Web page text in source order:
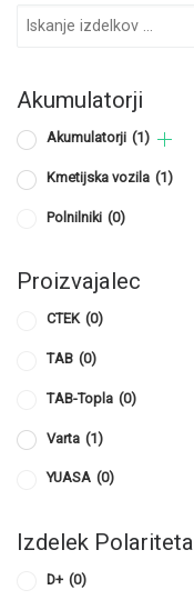
Akumulatorji
Akumulatorji (1)
Kmetijska vozila (1)
Polnilniki (0)
Proizvajalec
CTEK (0)
TAB (0)
TAB-Topla (0)
Varta (1)
YUASA (0)
Izdelek Polariteta
D+ (0)